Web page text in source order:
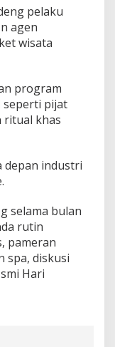
pelaku
agen
wisata
program
seperti pijat
ritual khas
depan industri
selama bulan
rutin
pameran
spa, diskusi
Hari